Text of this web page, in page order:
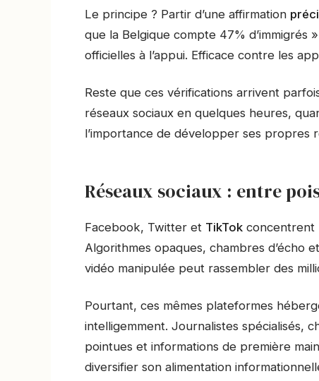
Le principe ? Partir d’une affirmation
que la Belgique compte 47% d’immigrés
officielles à l’appui. Efficace contre les
Reste que ces vérifications arrivent
réseaux sociaux en quelques heures,
l’importance de développer ses propres
Réseaux sociaux : entre
Facebook, Twitter et TikTok concentrent
Algorithmes opaques, chambres d’écho
vidéo manipulée peut rassembler des
Pourtant, ces mêmes plateformes
intelligemment. Journalistes spécialisés,
pointues et informations de première
diversifier son alimentation